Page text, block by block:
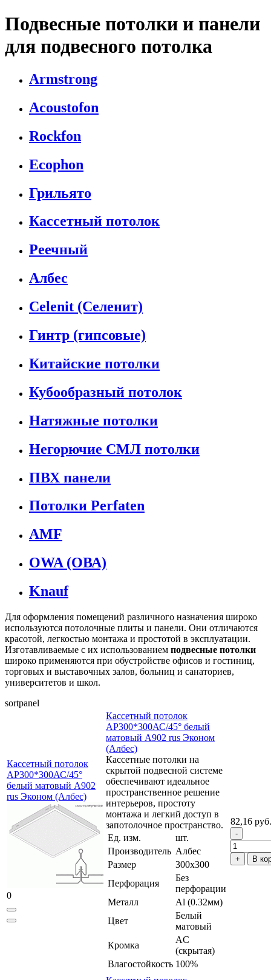
Подвесные потолки и панели
для подвесного потолка
Armstrong
Acoustofon
Rockfon
Ecophon
Грильято
Кассетный потолок
Реечный
Албес
Celenit (Селенит)
Гинтр (гипсовые)
Китайские потолки
Кубообразный потолок
Натяжные потолки
Негорючие СМЛ потолки
ПВХ панели
Потолки Perfaten
AMF
OWA (ОВА)
Knauf
Для оформления помещений различного назначения широко
используются потолочные плиты и панели. Они отличаются
красотой, легкостью монтажа и простотой в эксплуатации.
Изготавливаемые с их использованием подвесные потолки
широко применяются при обустройстве офисов и гостиниц,
торговых и выставочных залов, больниц и санаториев,
университетов и школ.
sortpanel
Кассетный потолок
AP300*300АС/45°
белый матовый А902
rus Эконом (Албес)
0
Кассетный потолок
AP300*300АС/45° белый
матовый А902 rus Эконом
(Албес)
Кассетные потолки на
скрытой подвесной системе
обеспечивают идеальное
пространственное решение
интерьеров, простоту
монтажа и легкий доступ в
запотолочное пространство.
Ед. изм.
шт.
Производитель Албес
Размер
300x300
Перфорация
Без
перфорации
Металл
Al (0.32мм)
Цвет
Белый
матовый
Кромка
AC
(скрытая)
Влагостойкость 100%
82,16 руб.
В